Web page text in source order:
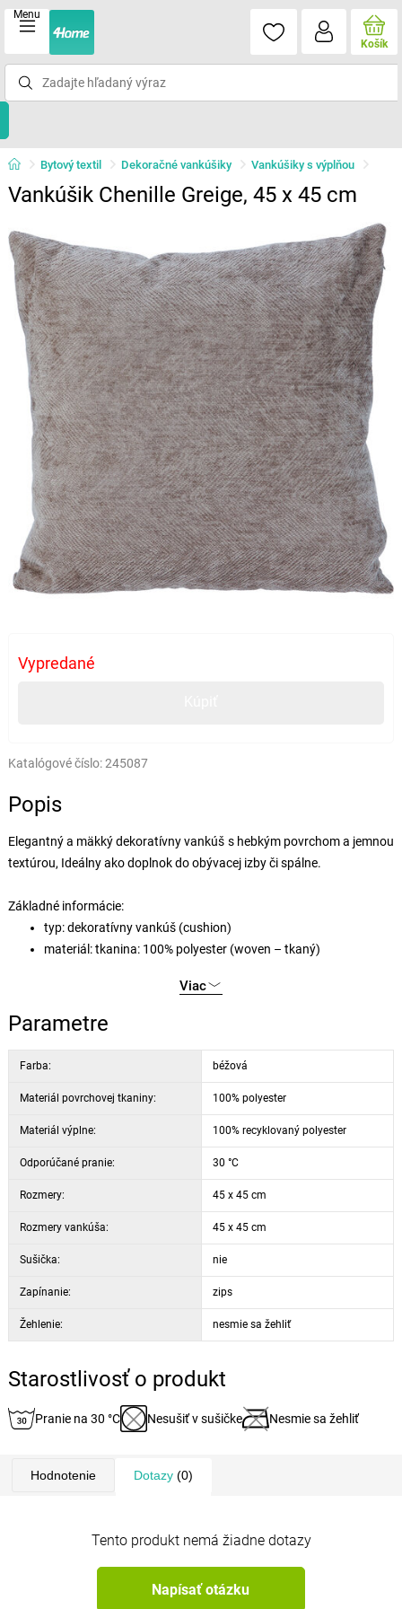
Menu
Košík
Bytový textil Dekoračné vankúšiky Vankúšiky s výplňou
Vankúšik Chenille Greige, 45 x 45 cm
Vypredané
Katalógové číslo:245087
Popis
Elegantný a mäkký dekoratívny vankúš s hebkým povrchom a jemnou
textúrou, Ideálny ako doplnok do obývacej izby či spálne.
Základné informácie:
typ: dekoratívny vankúš (cushion)
materiál: tkanina: 100% polyester (woven – tkaný)
zadná strana: Velvet (zamat)
rozmer: 45 × 45 × 4 cm
poťah so zipsom – možno zvliecť, ľahká údržba
Viac
Parametre
Farba: béžová
Materiál povrchovej tkaniny: 100% polyester
Materiál výplne: 100% recyklovaný polyester
Odporúčané pranie: 30 °C
Rozmery: 45 x 45 cm
Rozmery vankúša: 45 x 45 cm
Sušička: nie
Zapínanie: zips
Žehlenie: nesmie sa žehliť
Starostlivosť o produkt
Pranie na 30 °C Nesušiť v sušičke Nesmie sa žehliť
Hodnotenie Dotazy(0)
Tento produkt nemá žiadne dotazy
Napísať otázku